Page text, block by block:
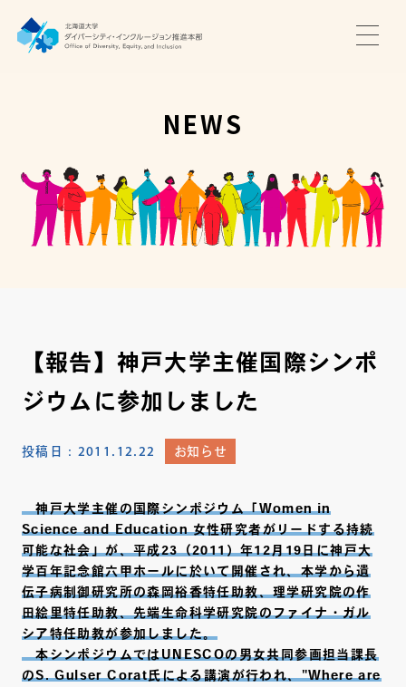
推進本部について
アクセス・お問い合わせ
NEWS
【報告】神戸大学主催国際シンポ
ジウムに参加しました
投稿日： 2011.12.22 お知らせ
神戸大学主催の国際シンポジウム「Women in
Science and Education 女性研究者がリードする持続
可能な社会」が、平成23（2011）年12月19日に神戸大
学百年記念館六甲ホールに於いて開催され、本学から遺
伝子病制御研究所の森岡裕香特任助教、理学研究院の作
田絵里特任助教、先端生命科学研究院のファイナ・ガル
シア特任助教が参加しました。
本シンポジウムではUNESCOの男女共同参画担当課長
のS. Gulser Corat氏による講演が行われ、"Where are